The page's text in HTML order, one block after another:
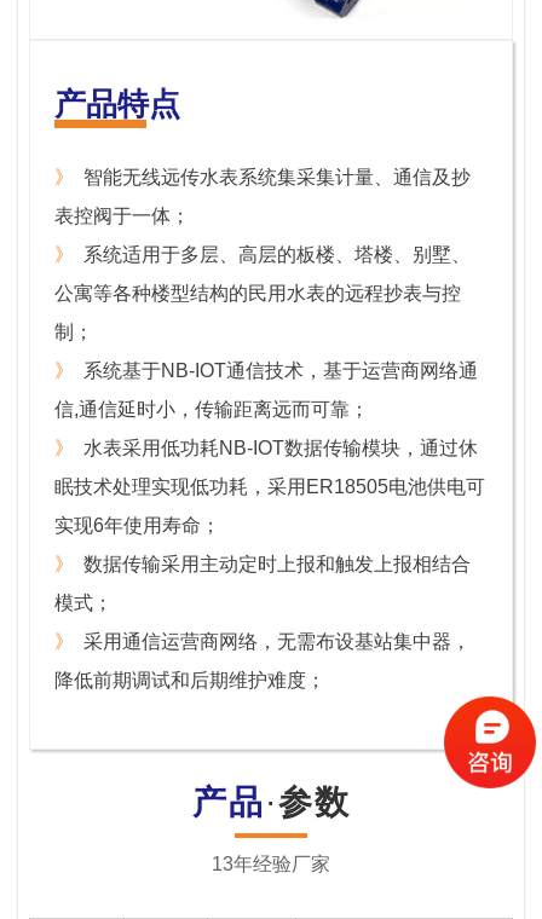
产品特点
》
智能无线远传水表系统集采集计量、通信及抄
表控阀于一体；
》
系统适用于多层、高层的板楼、塔楼、别墅、
公寓等各种楼型结构的民用水表的远程抄表与控
制；
》
系统基于NB-IOT通信技术，基于运营商网络通
信,通信延时小，传输距离远而可靠；
》
水表采用低功耗NB-IOT数据传输模块，通过休
眠技术处理实现低功耗，采用ER18505电池供电可
实现6年使用寿命；
》
数据传输采用主动定时上报和触发上报相结合
模式；
》
采用通信运营商网络，无需布设基站集中器，
降低前期调试和后期维护难度；
产品·参数
13年经验厂家